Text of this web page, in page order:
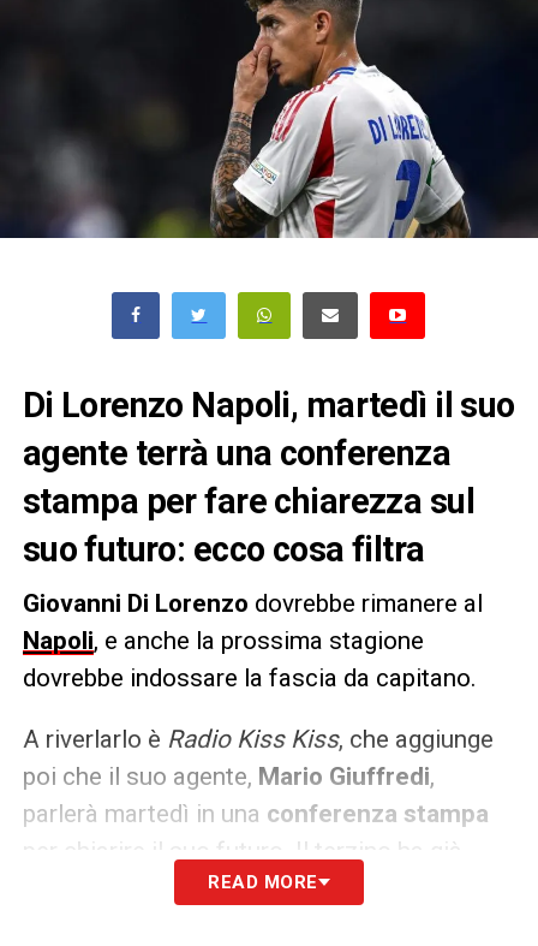
Di Lorenzo Napoli, martedì il suo
agente terrà una conferenza
stampa per fare chiarezza sul
suo futuro: ecco cosa filtra
Giovanni Di Lorenzo dovrebbe rimanere al
Napoli, e anche la prossima stagione
dovrebbe indossare la fascia da capitano.
A riverlarlo è Radio Kiss Kiss, che aggiunge
poi che il suo agente, Mario Giuffredi,
parlerà martedì in una conferenza stampa
per chiarire il suo futuro. Il terzino ha già
incassato la fiducia diAntonio Conte
READ MORE